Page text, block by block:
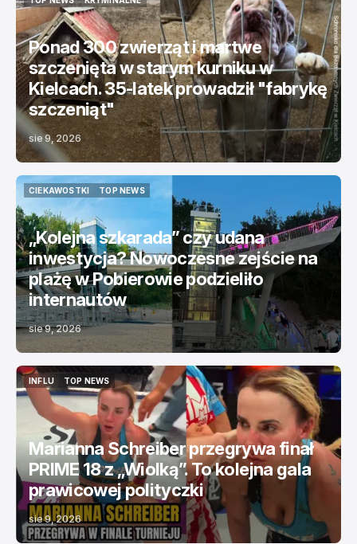
TOP NEWS
KRYMINALNE
Ponad 300 zwierząt i martwe
szczenięta w starym kurniku w
Kielcach. 35-latek prowadził "fabrykę
szczeniąt"
sie 9, 2026
CIEKAWOSTKI
TOP NEWS
„Kolejna szkarada” czy udana
inwestycja? Nowoczesne zejście na
plażę w Pobierowie podzieliło
internautów
sie 9, 2026
INFLU
INFLU
TOP NEWS
TOP NEWS
Marianna Schreiber przegrywa finał
PRIME 18 z „Wiolką”. To kolejna gala
prawicowej polityczki
sie 9, 2026